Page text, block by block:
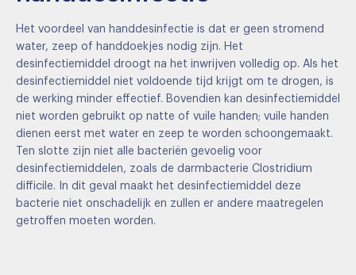
Het voordeel van handdesinfectie is dat er geen stromend
water, zeep of handdoekjes nodig zijn. Het
desinfectiemiddel droogt na het inwrijven volledig op. Als het
desinfectiemiddel niet voldoende tijd krijgt om te drogen, is
de werking minder effectief. Bovendien kan desinfectiemiddel
niet worden gebruikt op natte of vuile handen; vuile handen
dienen eerst met water en zeep te worden schoongemaakt.
Ten slotte zijn niet alle bacteriën gevoelig voor
desinfectiemiddelen, zoals de darmbacterie Clostridium
difficile. In dit geval maakt het desinfectiemiddel deze
bacterie niet onschadelijk en zullen er andere maatregelen
getroffen moeten worden.